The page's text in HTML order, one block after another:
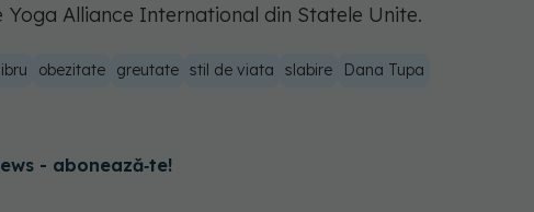
Alliance International din Statele Unite.
obezitate greutate stil de viata slabire
Dana Tupa
- abonează‑te!